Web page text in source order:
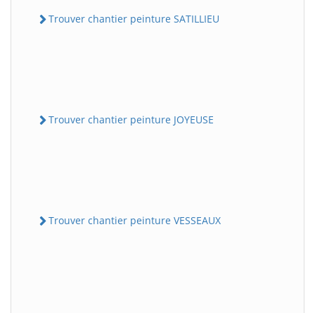
Trouver chantier peinture SATILLIEU
Trouver chantier peinture JOYEUSE
Trouver chantier peinture VESSEAUX